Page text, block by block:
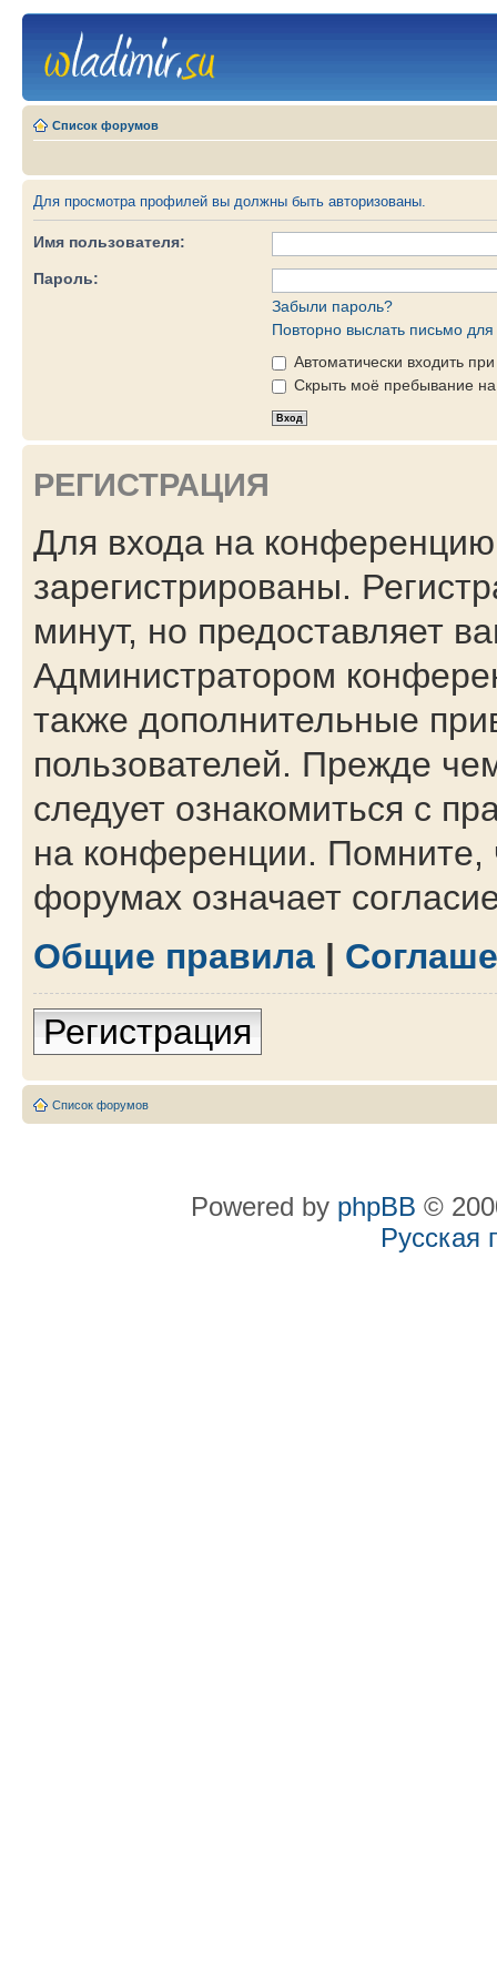
Список форумов
Для просмотра профилей вы должны быть авторизованы.
Имя пользователя:
Пароль:
Забыли пароль?
Повторно выслать письмо для
Автоматически входить
Скрыть моё пребывание
РЕГИСТРАЦИЯ
Для входа на
зарегистрированы.
минут, но предоставляет
Администратором
также дополнительные
пользователей. Прежде
следует ознакомиться с
на конференции. Помните,
форумах означает
Общие правила |
Регистрация
Список форумов
Powered by phpBB ©
Русская